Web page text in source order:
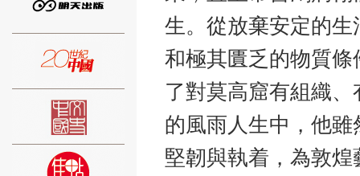
生。從放棄安定的
和極其匱乏的物質
了對莫高窟有組織
的風雨人生中，他
堅韌與執着，為敦